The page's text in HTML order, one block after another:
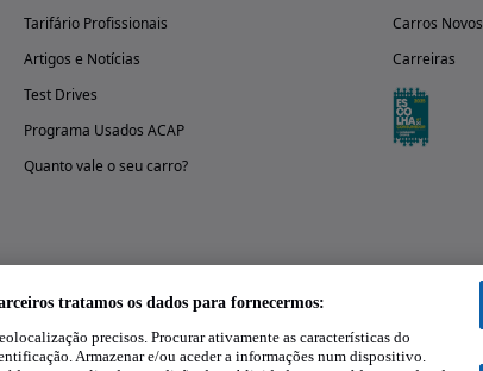
Tarifário Profissionais
Artigos e Notícias
Test Drives
Programa Usados ACAP
Quanto vale o seu carro?
Carros Novos
Carreiras
tratamos os dados para fornecermos:
precisos. Procurar ativamente as características do
Armazenar e/ou aceder a informações num dispositivo.